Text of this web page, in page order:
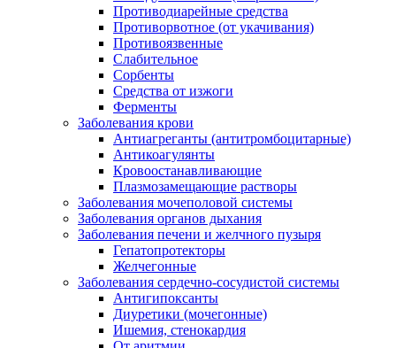
Противодиарейные средства
Противорвотное (от укачивания)
Противоязвенные
Слабительное
Сорбенты
Средства от изжоги
Ферменты
Заболевания крови
Антиагреганты (антитромбоцитарные)
Антикоагулянты
Кровоостанавливающие
Плазмозамещающие растворы
Заболевания мочеполовой системы
Заболевания органов дыхания
Заболевания печени и желчного пузыря
Гепатопротекторы
Желчегонные
Заболевания сердечно-сосудистой системы
Антигипоксанты
Диуретики (мочегонные)
Ишемия, стенокардия